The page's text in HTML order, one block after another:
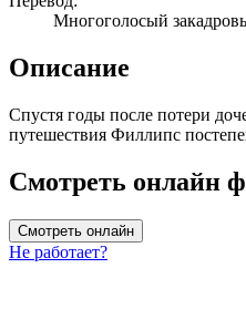
Многоголосый
Описание
Спустя годы после потери
путешествия Филлипс
Смотреть онлайн
Смотреть онлайн
Не работает?